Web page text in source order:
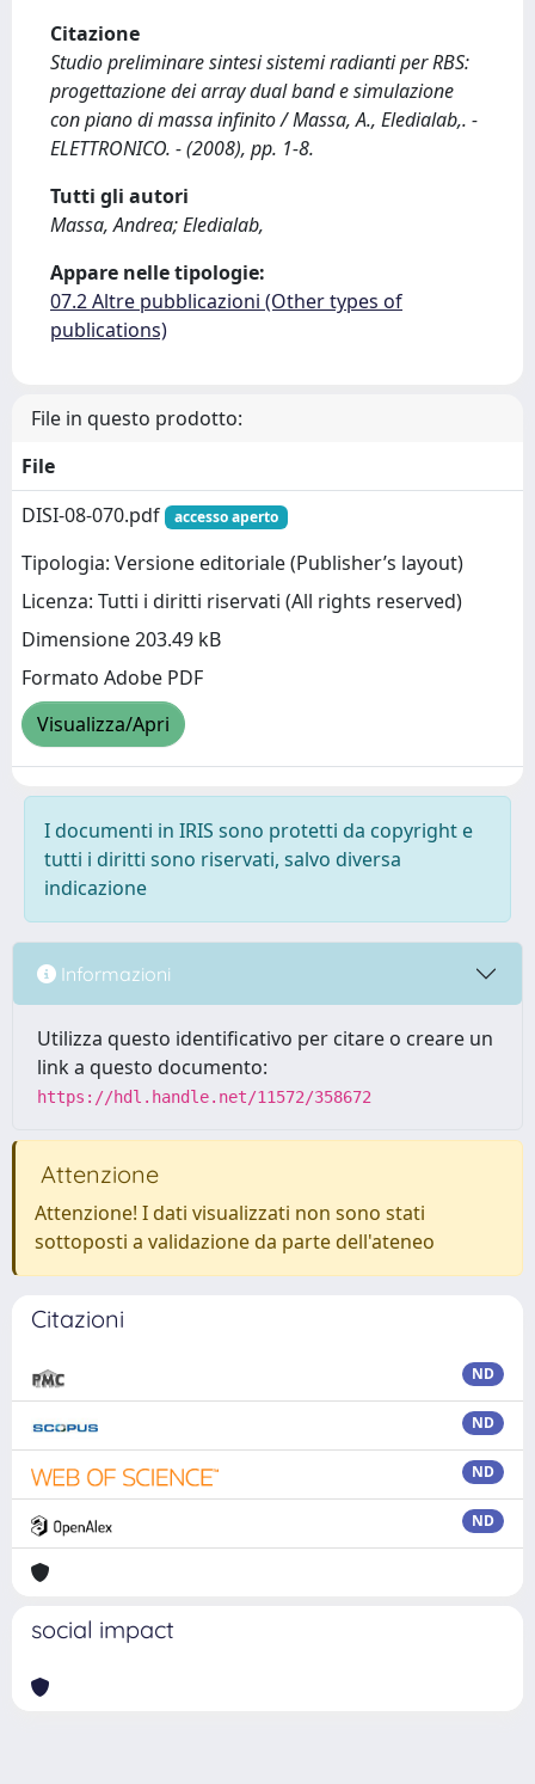
Citazione
Studio preliminare sintesi sistemi radianti per RBS:
progettazione dei array dual band e simulazione
con piano di massa infinito / Massa, A., Eledialab,. -
ELETTRONICO. - (2008), pp. 1-8.
Tutti gli autori
Massa, Andrea; Eledialab,
Appare nelle tipologie:
07.2 Altre pubblicazioni (Other types of
publications)
File in questo prodotto:
File
DISI-08-070.pdf
accesso aperto
Tipologia: Versione editoriale (Publisher’s layout)
Licenza: Tutti i diritti riservati (All rights reserved)
Dimensione 203.49 kB
Formato Adobe PDF
Visualizza/Apri
I documenti in IRIS sono protetti da copyright e
tutti i diritti sono riservati, salvo diversa
indicazione
Informazioni
Utilizza questo identificativo per citare o creare un
link a questo documento:
https://hdl.handle.net/11572/358672
Attenzione
Attenzione! I dati visualizzati non sono stati
sottoposti a validazione da parte dell'ateneo
Citazioni
ND
ND
ND
ND
social impact